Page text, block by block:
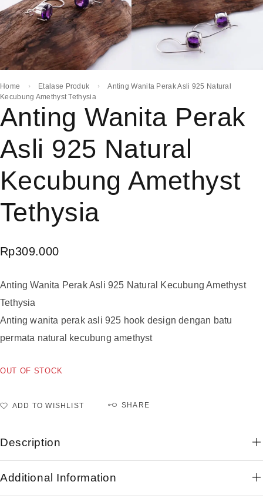
Home Etalase Produk
Anting Wanita Perak Asli 925 Natural
Kecubung Amethyst Tethysia
Anting Wanita Perak
Asli 925 Natural
Kecubung Amethyst
Tethysia
Rp309.000
Anting Wanita Perak Asli 925 Natural Kecubung Amethyst
Tethysia
Anting wanita perak asli 925 hook design dengan batu
permata natural kecubung amethyst
OUT OF STOCK
ADD TO WISHLIST SHARE
Description
Additional Information